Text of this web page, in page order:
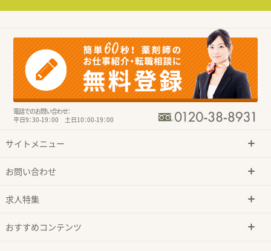
電話でのお問い合わせ：
平日9：30-19：00 土日10：00-19：00
サイトメニュー
お問い合わせ
求人特集
おすすめコンテンツ